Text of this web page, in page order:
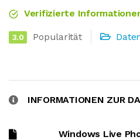
Verifizierte
3.0 Popularität
INFORMATIONEN ZUR
Windows Live